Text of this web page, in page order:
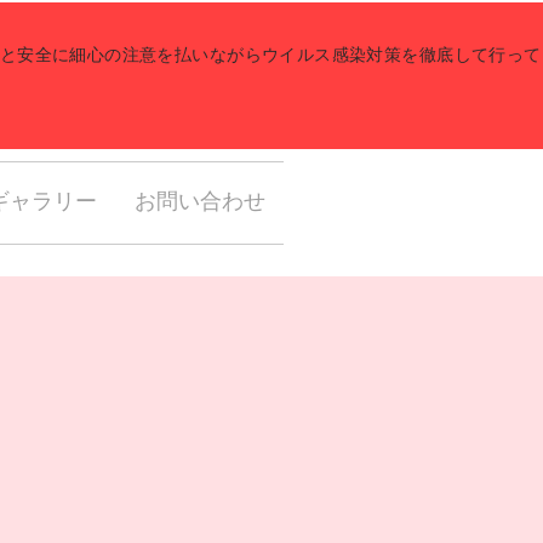
安全に細心の注意を払いながらウイルス感染対策を徹底して行っ
ャラリー お問い合わせ